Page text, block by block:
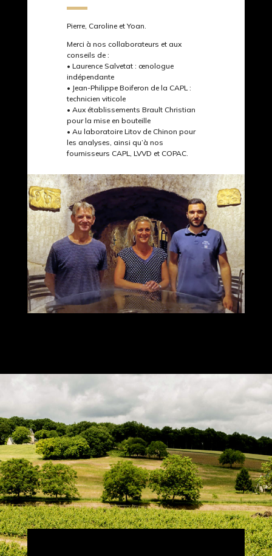
Pierre, Caroline et Yoan.
Merci à nos collaborateurs et aux
conseils de :
• Laurence Salvetat : œnologue
indépendante
• Jean-Philippe Boiferon de la CAPL :
technicien viticole
• Aux établissements Brault Christian
pour la mise en bouteille
• Au laboratoire Litov de Chinon pour
les analyses, ainsi qu’à nos
fournisseurs CAPL, LVVD et COPAC.